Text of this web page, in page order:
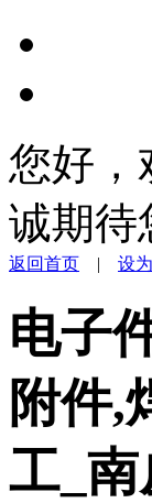
您好，
诚期待
返回首页 | 设
电子
附件,
工_